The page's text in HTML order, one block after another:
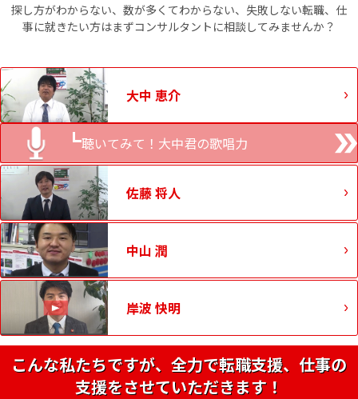
探し方がわからない、数が多くてわからない、失敗しない転職、仕
事に就きたい方はまずコンサルタントに相談してみませんか？
大中 恵介
聴いてみて！大中君の歌唱力
佐藤 将人
中山 潤
岸波 快明
こんな私たちですが、全力で転職支援、仕事の
支援をさせていただきます！